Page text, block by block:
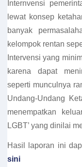
Internvensi
lewat konsep
banyak
kelompok rentan
Intervensi yang
karena dapat
seperti munculnya
Undang-Undang
menempatkan
LGBT’ yang dinilai
Hasil laporan ini
sini